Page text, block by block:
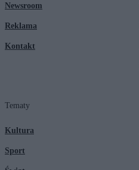
Newsroom
Reklama
Kontakt
Tematy
Kultura
Sport